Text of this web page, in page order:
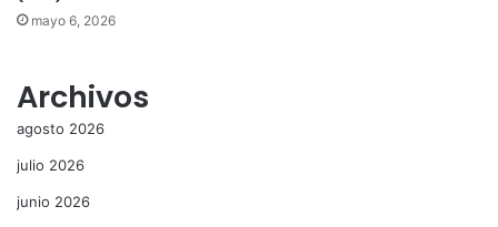
mayo 6, 2026
Archivos
agosto 2026
julio 2026
junio 2026